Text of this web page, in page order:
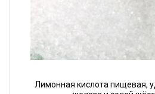
Лимонная кислота пищевая,